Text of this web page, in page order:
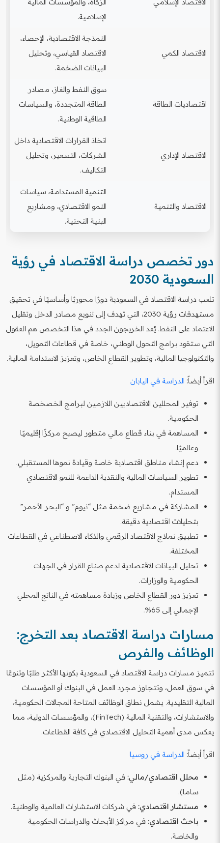
الاقتصاد الإسلامي
الزكاة، والمؤسسات المالية
الإسلامية.
الاقتصاد الكمي
النمذجة الاقتصادية، الإحصاء،
الاقتصاد القياسي، وتحليل
البيانات الضخمة.
اقتصاديات الطاقة
سوق النفط والغاز، مصادر
الطاقة المتجددة، والسياسات
الطاقية الوطنية.
الاقتصاد الإداري
اتخاذ القرارات الاقتصادية داخل
الشركات، التسعير، وتحليل
التكاليف.
الاقتصاد والتنمية
التنمية المستدامة، سياسات
النمو الاقتصادي، ومشاريع
البنية التحتية.
دور تخصص دراسة الاقتصاد في رؤية
السعودية 2030
تلعب دراسة الاقتصاد في السعودية دورًا محوريًا وأساسيًا في تحقيق
مستهدفات رؤية 2030، التي تهدف إلى تنويع مصادر الدخل وتقليل
الاعتماد على النفط. يُعد الخريجون الجدد في هذا التخصص هم العقول
التي ستقود برامج التحول الوطني، خاصة في قطاعات التمويل،
والتكنولوجيا المالية، وتطوير القطاع الخاص، وتعزيز الاستدامة المالية.
اقرأ أيضاً: الدراسة في اليابان
توفير المحللين الاقتصاديين اللازمين لبرامج الخصخصة
الحكومية.
المساهمة في بناء قطاع مالي متطور ليصبح مركزًا إقليميًا
وعالميًا.
دعم إنشاء مناطق اقتصادية خاصة وقيادة نموها المستقبلي.
تطوير السياسات المالية والنقدية الداعمة للنمو الاقتصادي
المستدام.
المشاركة في مشاريع ضخمة مثل “نيوم” و “البحر الأحمر”
بتحليلات اقتصادية دقيقة.
تطبيق نماذج الاقتصاد الرقمي والذكاء الاصطناعي في القطاعات
المختلفة.
تحليل البيانات الاقتصادية لدعم صناع القرار في الجهات
الحكومية والوزارات.
تعزيز دور القطاع الخاص وزيادة مساهمته في الناتج المحلي
الإجمالي إلى 65%.
مسارات دراسة الاقتصاد بعد التخرج:
الوظائف والفرص
تتميز مسارات دراسة الاقتصاد في السعودية بكونها الأكثر طلبًا وتنوعًا
في سوق العمل، وتتجاوز مجرد العمل في البنوك أو المؤسسات
المالية التقليدية. يشمل نطاق الوظائف المتاحة المجالات الحكومية،
والاستشارات، والتقنية المالية (FinTech)، والمؤسسات الدولية، مما
يعكس مدى أهمية التحليل الاقتصادي في كافة القطاعات.
اقرأ أيضاً: الدراسة في روسيا
محلل اقتصادي/مالي: في البنوك التجارية والمركزية (مثل
ساما).
مستشار اقتصادي: في شركات الاستشارات العالمية والوطنية.
باحث اقتصادي: في مراكز الأبحاث والدراسات الحكومية
والخاصة.